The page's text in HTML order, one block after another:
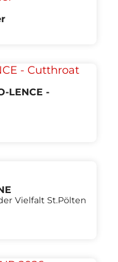
LENCE -
Vielfalt St.Pölten